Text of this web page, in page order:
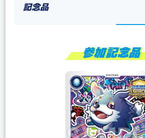
記念品